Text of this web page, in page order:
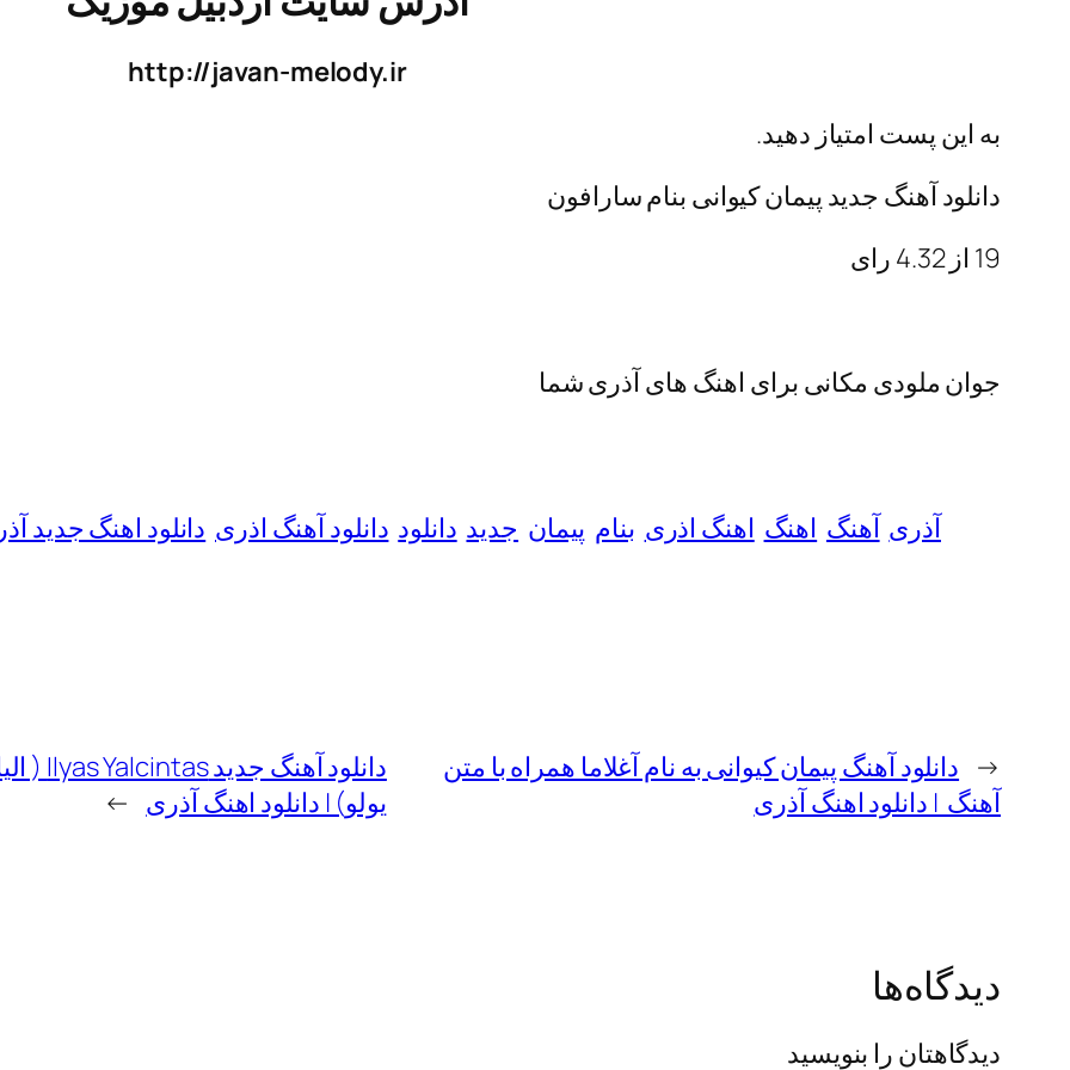
http://javan-melody.ir
به این پست امتیاز دهید.
دانلود آهنگ جدید پیمان کیوانی بنام سارافون
19 از4.32 رای
جوان ملودی مکانی برای اهنگ های آذری شما
آذری آهنگ اهنگ اهنگ اذری بنام پیمان جدید دانلود دانلود آهنگ اذری دانلود اهنگ جدید
← دانلود آهنگ پیمان کیوانی به نام آغلاما همراه با متن
آهنگ | دانلود اهنگ آذری
یولو) | دانلود اهنگ آذری →
دیدگاه‌ها
دیدگاهتان را بنویسید